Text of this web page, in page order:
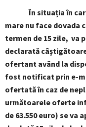
În situația în care
mare nu face dovada
termen de 15 zile, va
declarată
ofertant având la
fost notificat prin e-
ofertată în caz de
următoarele oferte
de 63.550 euro) se va